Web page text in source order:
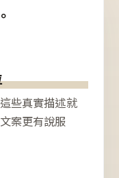
些真實描述就
案更有說服